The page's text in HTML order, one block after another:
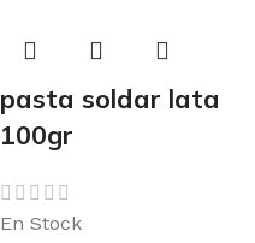
pasta soldar lata
100gr
En Stock